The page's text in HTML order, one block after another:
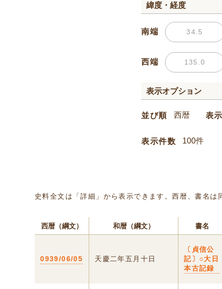
緯度・経度
南端
西端
表示オプション
並び順 表
表示件数
史料全文は「詳細」から表示できます。西暦、書名
西暦（綱文） 和暦（綱文） 書名
0939/06/05 天慶二年五月十日
〔貞信公
記〕○大日
本古記録